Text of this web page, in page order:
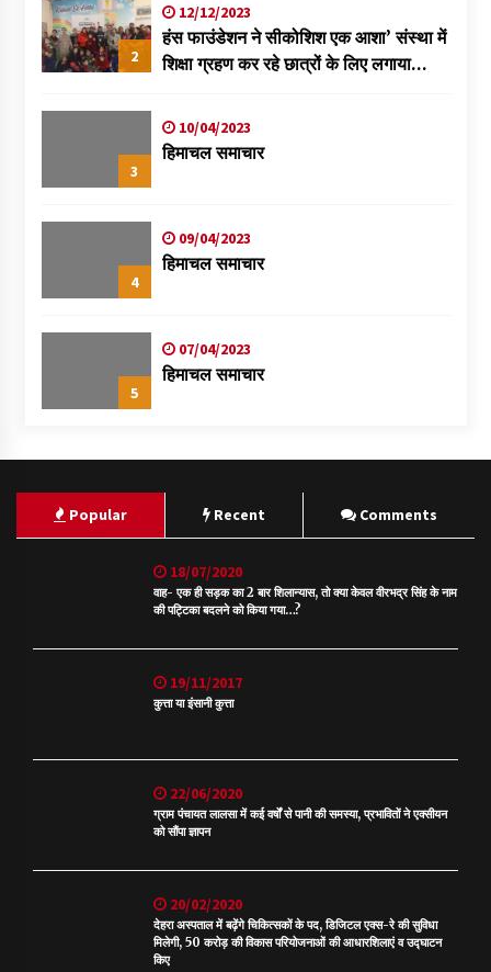
2
12/12/2023
हंस फाउंडेशन ने सीकोशिश एक आशा’ संस्था में
शिक्षा ग्रहण कर रहे छात्रों के लिए लगाया
3
10/04/2023
हिमाचल समाचार
4
09/04/2023
हिमाचल समाचार
5
07/04/2023
हिमाचल समाचार
Popular Recent Comments
18/07/2020
वाह- एक ही सड़क का 2 बार शिलान्यास, तो क्या केवल वीरभद्र सिंह के नाम
की पट्टिका बदलने को किया गया…?
19/11/2017
कुत्ता या इंसानी कुत्ता
22/06/2020
ग्राम पंचायत लालसा में कई वर्षों से पानी की समस्या, प्रभावितों ने एक्सीयन
को सौंपा ज्ञापन
20/02/2020
देहरा अस्पताल में बढ़ेंगे चिकित्सकों के पद, डिजिटल एक्स-रे की सुविधा
मिलेगी, 50 करोड़ की विकास परियोजनाओं की आधारशिलाएं व उद्घाटन
किए